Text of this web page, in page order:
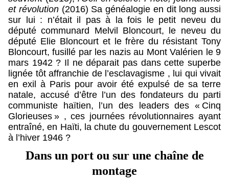
et révolution(2016) Sa généalogie en dit long aussi
sur lui : n’était il pas à la fois le petit neveu du
député communard Melvil Bloncourt, le neveu du
député Elie Bloncourt et le frère du résistant Tony
Bloncourt, fusillé par les nazis au Mont Valérien le 9
mars 1942 ? Il ne déparait pas dans cette superbe
lignée tôt affranchie de l’esclavagisme , lui qui vivait
en exil à Paris pour avoir été expulsé de sa terre
natale, accusé d’être l’un des fondateurs du parti
communiste haïtien, l’un des leaders des « Cinq
Glorieuses » , ces journées révolutionnaires ayant
entraîné, en Haïti, la chute du gouvernement Lescot
à l’hiver 1946 ?
Dans un port ou sur une chaîne de
montage